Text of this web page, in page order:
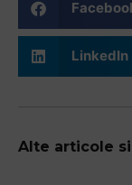
LinkedIn
Alte articole